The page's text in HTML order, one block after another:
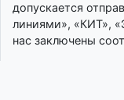
допускается
линиями», «КИТ»,
нас заключены